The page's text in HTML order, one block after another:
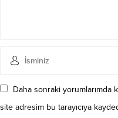
Daha sonraki yorumlarımda
site adresim bu tarayıcıya